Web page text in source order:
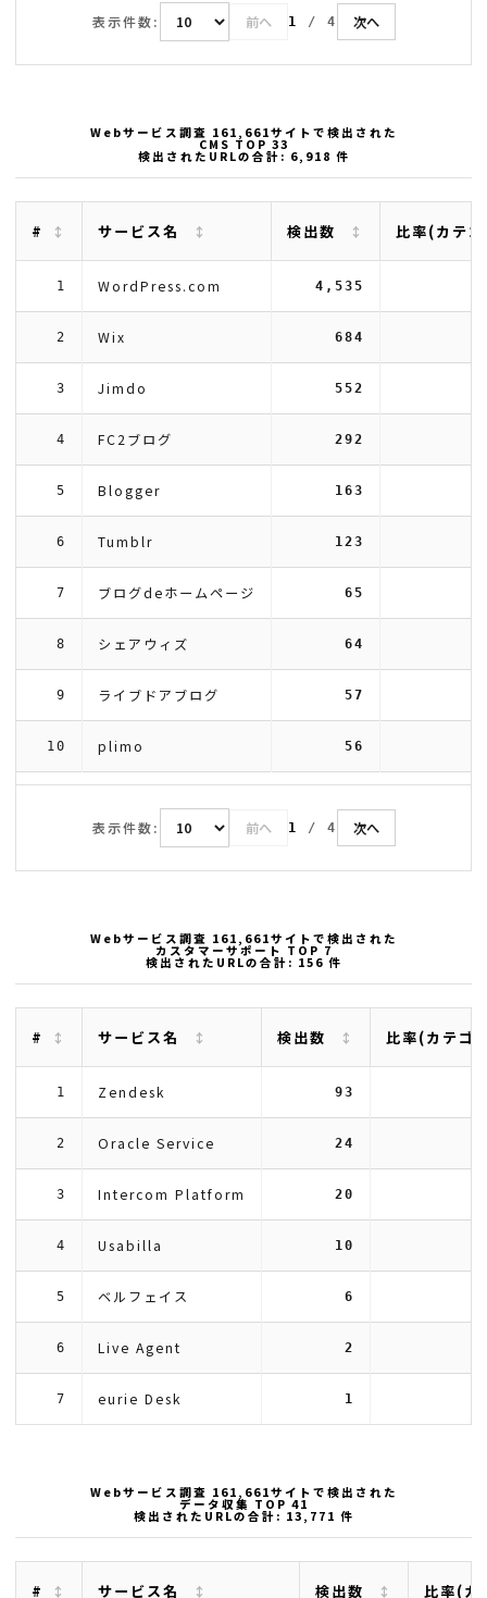
表示件数: 前へ 1 / 4 次へ
Webサービス調査 161,661サイトで検出された
CMS TOP 33
検出されたURLの合計: 6,918 件
# サービス名 検出数 比率(カテ
1 WordPress.com 4,535
2 Wix 684
3 Jimdo 552
4 FC2ブログ 292
5 Blogger 163
6 Tumblr 123
7 ブログdeホームページ 65
8 シェアウィズ 64
9 ライブドアブログ 57
10 plimo 56
表示件数: 前へ 1 / 4 次へ
Webサービス調査 161,661サイトで検出された
カスタマーサポート TOP 7
検出されたURLの合計: 156 件
# サービス名 検出数 比率(カテゴ
1 Zendesk 93
2 Oracle Service 24
3 Intercom Platform 20
4 Usabilla 10
5 ベルフェイス 6
6 Live Agent 2
7 eurie Desk 1
Webサービス調査 161,661サイトで検出された
データ収集 TOP 41
検出されたURLの合計: 13,771 件
# サービス名 検出数 比率(